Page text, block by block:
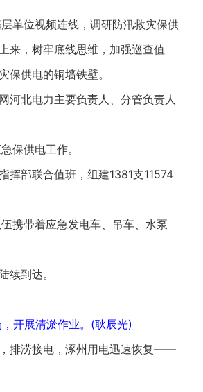
单位视频连线，调研防汛救灾保供
来，树牢底线思维，加强巡查值
供电的铜墙铁壁。
北电力主要负责人、分管负责人
保供电工作。
部联合值班，组建1381支11574
携带着应急发电车、吊车、水泵
到达。
开展清淤作业。(耿辰光)
排涝接电，涿州用电迅速恢复——